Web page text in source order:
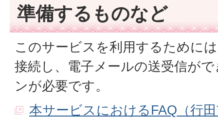
準備するものなど
このサービスを利用するために
接続し、電子メールの送受信が
ンが必要です。
本サービスにおけるFAQ（行